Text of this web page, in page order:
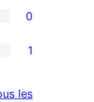
0
1
lesavis